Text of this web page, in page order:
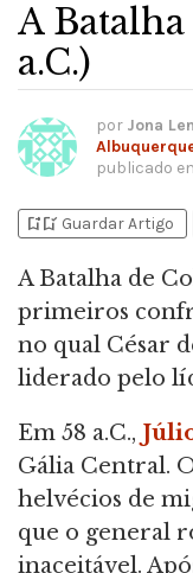
A
a.C.)
por Jona
publicado
bookmark_addbookmark_added Guardar Artigo
A Batalha de
primeiros
no qual César
liderado pelo
Em 58 a.C.,
Gália Central.
helvécios de
que o general
inaceitável.